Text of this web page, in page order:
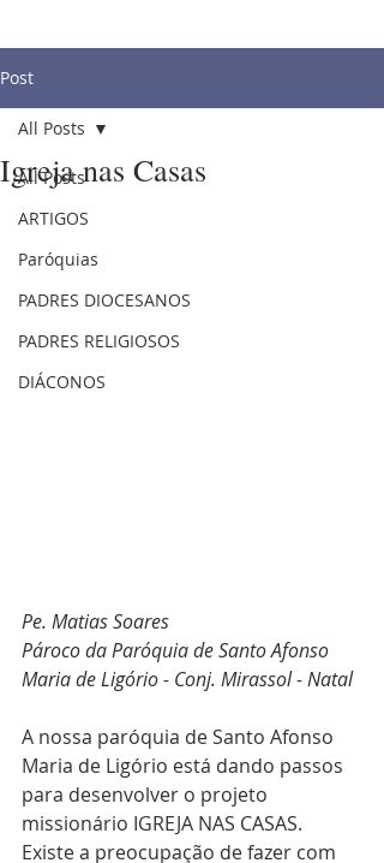
Post
All Posts
ARTIGOS
Paróquias
PADRES DIOCESANOS
PADRES RELIGIOSOS
DIÁCONOS
All Posts
Igreja nas Casas
Pe. Matias Soares
Pároco da Paróquia de Santo Afonso
Maria de Ligório - Conj. Mirassol - Natal
A nossa paróquia de Santo Afonso
Maria de Ligório está dando passos
para desenvolver o projeto
missionário IGREJA NAS CASAS.
Existe a preocupação de fazer com